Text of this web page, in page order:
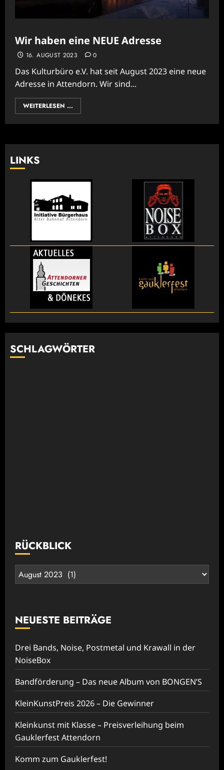
Wir haben eine NEUE Adresse
16. AUGUST 2023 0
Das Kulturbüro e.V. hat seit August 2023 eine neue
Adresse in Attendorn. Wir sind...
WEITERLESEN ...
LINKS
SCHLAGWÖRTER
RÜCKBLICK
Rückblick
NEUESTE BEITRÄGE
Drei Bands, Noise, Postmetal und Krawall in der
NoiseBox
Bandförderung – Das neue Album von BONGEN’S
KleinKunstPreis 2026 – Die Gewinner
Kleinkunst mit Klasse – Preisverleihung beim
Gauklerfest Attendorn
Komm zum Gauklerfest!